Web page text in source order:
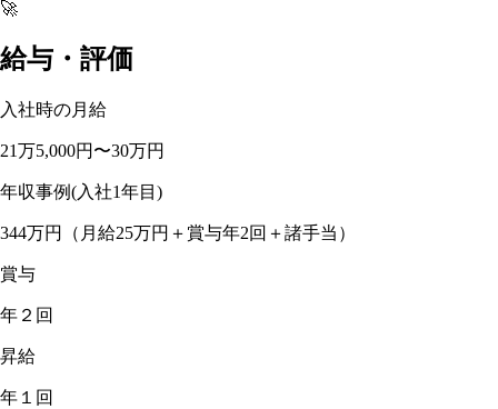
🚀
給与・評価
入社時の月給
21万5,000円〜30万円
年収事例(入社1年目)
344万円（月給25万円＋賞与年2回＋諸手当）
賞与
年２回
昇給
年１回